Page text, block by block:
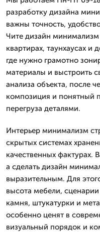
разработку дизайна
важны точность,
Чите дизайн
квартирах, таунхаусах и
где нужно грамотно
материалы и выстроить
анализа объекта, после
композиция и понятный
перегруза деталями.
Интерьер минимализм
скрытых системах
качественных фактурах.
а сделать дизайн
выразительным. Для
высота мебели,
камня, штукатурки и
особенно ценят в
визуальный порядок и